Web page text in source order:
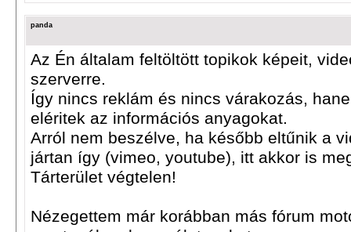
panda
Az Én általam feltöltött topikok képeit,
szerverre.
Így nincs reklám és nincs várakozás,
eléritek az információs anyagokat.
Arról nem beszélve, ha később eltűnik a
jártan így (vimeo, youtube), itt akkor is
Tárterület végtelen!
Nézegettem már korábban más fórum